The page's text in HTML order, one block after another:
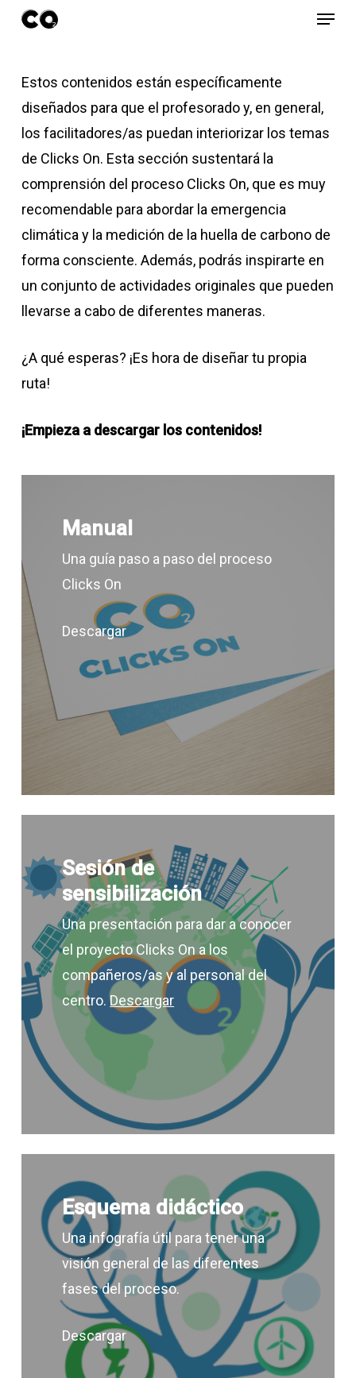
Skip
content
Menu
Estos contenidos están específicamente
diseñados para que el profesorado y, en general,
los facilitadores/as puedan interiorizar los temas
de Clicks On. Esta sección sustentará la
comprensión del proceso Clicks On, que es muy
recomendable para abordar la emergencia
climática y la medición de la huella de carbono de
forma consciente. Además, podrás inspirarte en
un conjunto de actividades originales que pueden
llevarse a cabo de diferentes maneras.
¿A qué esperas? ¡Es hora de diseñar tu propia
ruta!
¡Empieza a descargar los contenidos!
Manual
Una guía paso a paso del proceso
Clicks On
Descargar
Sesión de
sensibilización
Una presentación para dar a conocer
el proyecto Clicks On a los
compañeros/as y al personal del
centro. Descargar
Esquema didáctico
Una infografía útil para tener una
visión general de las diferentes
fases del proceso.
Descargar